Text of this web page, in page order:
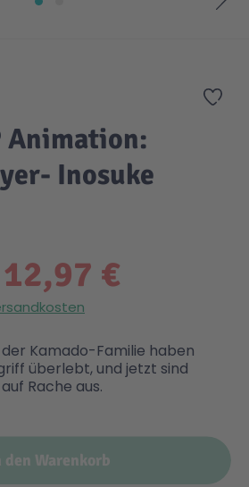
Zur
Animation:
Inosuke
12,97 €
Kamado-Familie haben
überlebt, und jetzt sind
Rache aus.
den Warenkorb